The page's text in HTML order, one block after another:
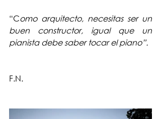
“Como arquitecto, necesitas ser un
buen constructor, igual que un
pianista debe saber tocar el piano”.
F.N.